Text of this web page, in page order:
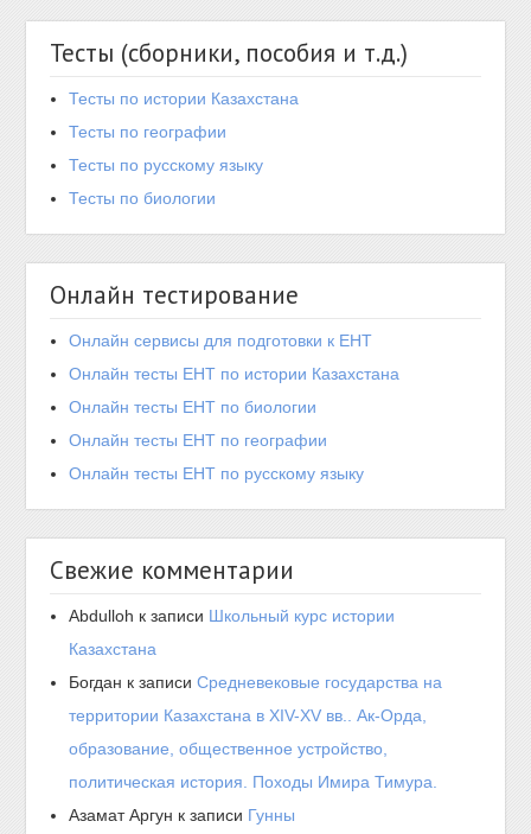
Тесты (сборники, пособия и т.д.)
Тесты по истории Казахстана
Тесты по географии
Тесты по русскому языку
Тесты по биологии
Онлайн тестирование
Онлайн сервисы для подготовки к ЕНТ
Онлайн тесты ЕНТ по истории Казахстана
Онлайн тесты ЕНТ по биологии
Онлайн тесты ЕНТ по географии
Онлайн тесты ЕНТ по русскому языку
Свежие комментарии
Abdulloh к записи Школьный курс истории
Казахстана
Богдан к записиСредневековые государства на
территории Казахстана в XIV-XV вв.. Ак-Орда,
образование, общественное устройство,
политическая история. Походы Имира Тимура.
Азамат Аргун к записи Гунны